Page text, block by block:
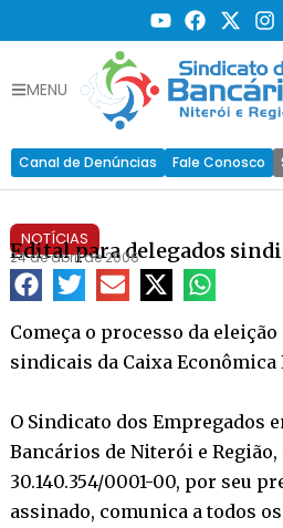
MENU
Canal de Denúncias Fale Conosco
NOTÍCIAS
Edital para delegados
24 de abril de 2006
Começa o processo da
sindicais da Caixa Econômica
O Sindicato dos Empregados
Bancários de Niterói e Região,
30.140.354/0001-00, por seu
assinado, comunica a todos